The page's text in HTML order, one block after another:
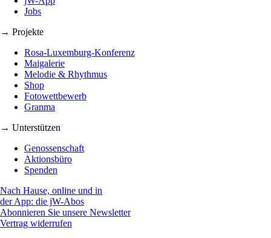
Jobs
→ Projekte
Rosa-Luxemburg-Konferenz
Maigalerie
Melodie & Rhythmus
Shop
Fotowettbewerb
Granma
→ Unterstützen
Genossenschaft
Aktionsbüro
Spenden
Nach Hause, online und in
der App: die jW-Abos
Abonnieren Sie unsere Newsletter
Vertrag widerrufen